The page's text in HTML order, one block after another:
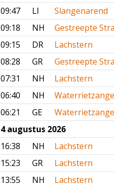
09:47
LI
Slangenarend
09:18
NH
Gestreepte
09:15
DR
Lachstern
08:28
GR
Gestreepte
07:31
NH
Lachstern
06:40
NH
06:21
GE
4 augustus 2026
16:38
NH
Lachstern
15:23
GR
Lachstern
13:55
NH
Lachstern